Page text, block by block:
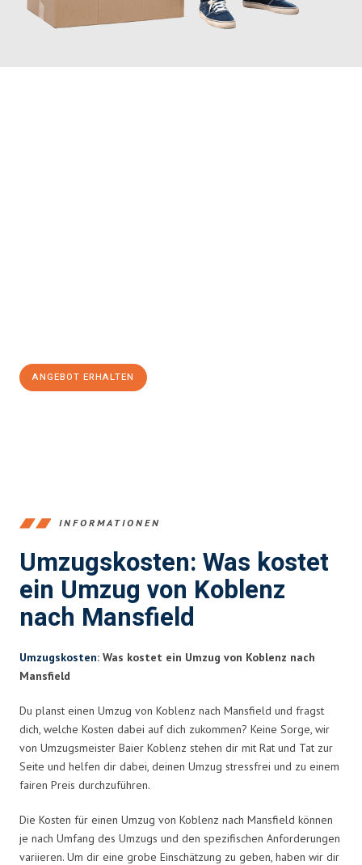
ANGEBOT ERHALTEN
INFORMATIONEN
Umzugskosten: Was kostet
ein Umzug von Koblenz
nach Mansfield
Umzugskosten: Was kostet ein Umzug von Koblenz nach
Mansfield
Du planst einen Umzug von Koblenz nach Mansfield und fragst
dich, welche Kosten dabei auf dich zukommen? Keine Sorge, wir
von Umzugsmeister Baier Koblenz stehen dir mit Rat und Tat zur
Seite und helfen dir dabei, deinen Umzug stressfrei und zu einem
fairen Preis durchzuführen.
Die Kosten für einen Umzug von Koblenz nach Mansfield können
je nach Umfang des Umzugs und den spezifischen Anforderungen
variieren. Um dir eine grobe Einschätzung zu geben, haben wir dir